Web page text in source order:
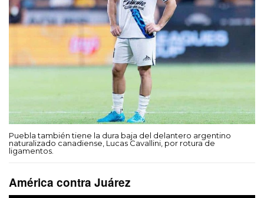
Puebla también tiene la dura baja del delantero argentino
naturalizado canadiense, Lucas Cavallini, por rotura de
ligamentos.
América contra Juárez